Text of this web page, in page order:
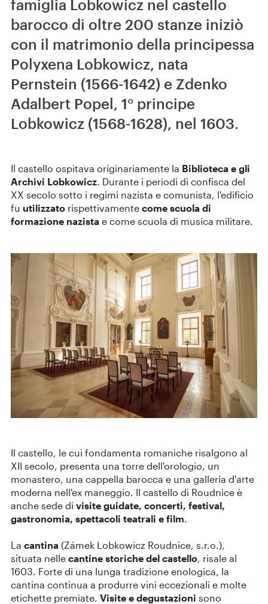
famiglia Lobkowicz nel castello
barocco di oltre 200 stanze iniziò
con il matrimonio della principessa
Polyxena Lobkowicz, nata
Pernstein (1566-1642) e Zdenko
Adalbert Popel, 1° principe
Lobkowicz (1568-1628), nel 1603.
Il castello ospitava originariamente la Biblioteca e gli
Archivi Lobkowicz. Durante i periodi di confisca del
XX secolo sotto i regimi nazista e comunista, l'edificio
fu utilizzato rispettivamente come scuola di
formazione nazista e come scuola di musica militare.
Il castello, le cui fondamenta romaniche risalgono al
XII secolo, presenta una torre dell'orologio, un
monastero, una cappella barocca e una galleria d'arte
moderna nell'ex maneggio. Il castello di Roudnice è
anche sede di visite guidate, concerti, festival,
gastronomia, spettacoli teatrali e film
La cantina (Zámek Lobkowicz Roudnice, s.r.o.),
situata nelle cantine storiche del castello , risale al
1603. Forte di una lunga tradizione enologica, la
cantina continua a produrre vini eccezionali e molte
etichette premiate. Visite e degustazioni sono